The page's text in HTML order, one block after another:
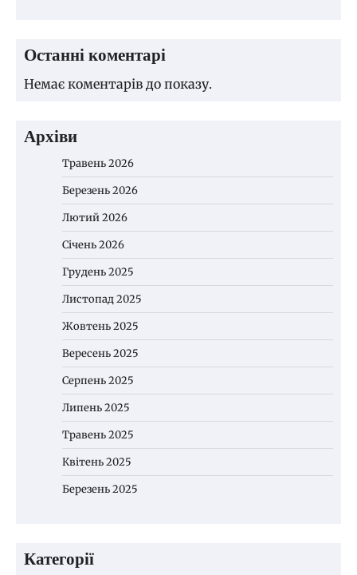
Останні коментарі
Немає коментарів до показу.
Архіви
Травень 2026
Березень 2026
Лютий 2026
Січень 2026
Грудень 2025
Листопад 2025
Жовтень 2025
Вересень 2025
Серпень 2025
Липень 2025
Травень 2025
Квітень 2025
Березень 2025
Категорії